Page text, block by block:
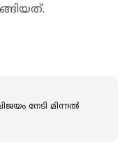
നേടി മിന്നല്‍